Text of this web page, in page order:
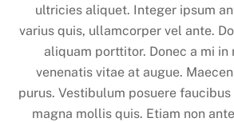
ultricies aliquet. Integer ipsum
varius quis, ullamcorper vel ante.
aliquam porttitor. Donec a mi in
venenatis vitae at augue.
purus. Vestibulum posuere
magna mollis quis. Etiam non